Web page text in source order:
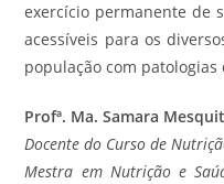
exercício permanente de
acessíveis para os
população com
Profª. Ma. Samara
Docente do Curso de
Mestra em Nutrição e